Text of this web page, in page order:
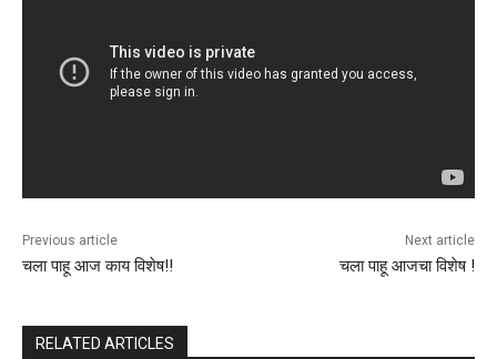
Previous article
चला पाहू आज काय विशेष!!
Next article
चला पाहू आजचा विशेष !
RELATED ARTICLES